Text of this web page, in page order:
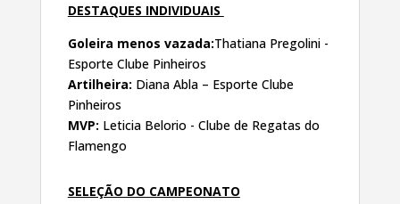
DESTAQUES INDIVIDUAIS
Goleira menos vazada:Thatiana Pregolini -
Esporte Clube Pinheiros
Artilheira: Diana Abla – Esporte Clube
Pinheiros
MVP: Leticia Belorio - Clube de Regatas do
Flamengo
SELEÇÃO DO CAMPEONATO